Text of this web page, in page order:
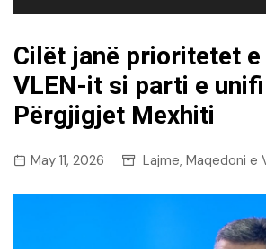
Cilët janë prioritetet e
VLEN-it si parti e
Përgjigjet Mexhiti
May 11, 2026 Lajme, Maqedoni e